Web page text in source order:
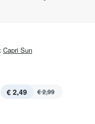
Capri Sun
€ 2,49 € 2,99